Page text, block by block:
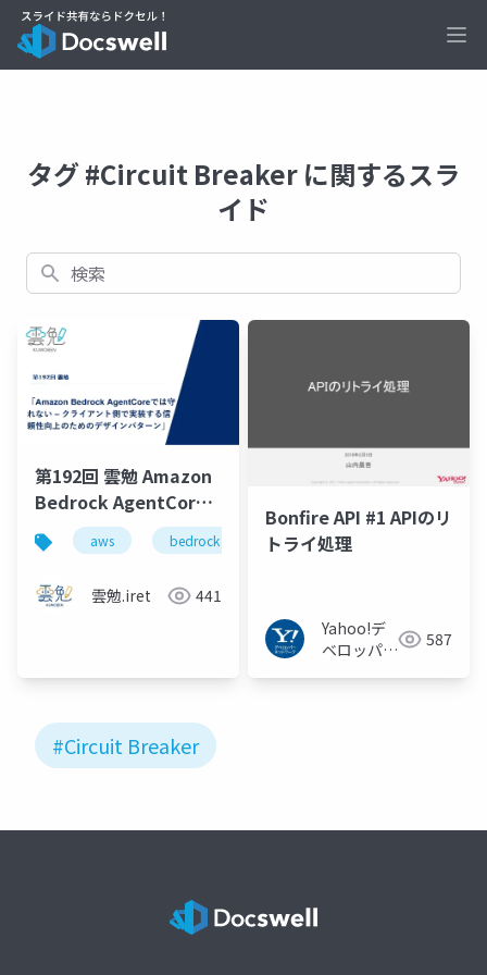
タグ #Circuit Breaker に関するスラ
イド
検索
第192回 雲勉 Amazon
Bedrock AgentCore
では守れない – クライ
アント側で実装する信
頼性向上のためのデザ
インパターン
aws bedrock agentcore
雲勉.iret 441
Bonfire API #1 APIのリ
トライ処理
Yahoo!デ
ベロッパー
587
#Circuit Breaker